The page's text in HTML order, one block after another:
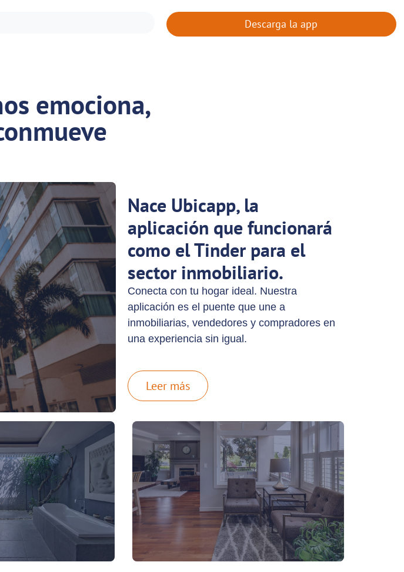
Descarga la app
emociona,
Nace Ubicapp, la
aplicación que funcionará
como el Tinder para el
sector inmobiliario.
Conecta con tu hogar ideal. Nuestra
aplicación es el puente que une a
inmobiliarias, vendedores y compradores en
una experiencia sin igual.
Leer más